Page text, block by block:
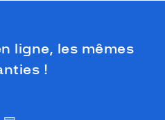
ligne, les mêmes
!